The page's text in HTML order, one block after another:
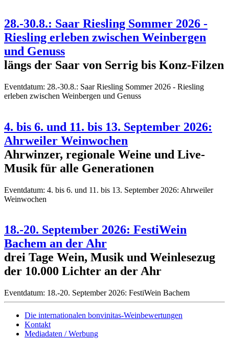
28.-30.8.: Saar Riesling Sommer 2026 -
Riesling erleben zwischen Weinbergen
und Genuss
längs der Saar von Serrig bis Konz-Filzen
Eventdatum: 28.-30.8.: Saar Riesling Sommer 2026 - Riesling
erleben zwischen Weinbergen und Genuss
4. bis 6. und 11. bis 13. September 2026:
Ahrweiler Weinwochen
Ahrwinzer, regionale Weine und Live-
Musik für alle Generationen
Eventdatum: 4. bis 6. und 11. bis 13. September 2026: Ahrweiler
Weinwochen
18.-20. September 2026: FestiWein
Bachem an der Ahr
drei Tage Wein, Musik und Weinlesezug
der 10.000 Lichter an der Ahr
Eventdatum: 18.-20. September 2026: FestiWein Bachem
Die internationalen bonvinitas-Weinbewertungen
Kontakt
Mediadaten / Werbung